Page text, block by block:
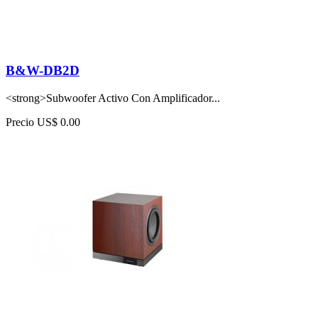
B&W-DB2D
<strong>Subwoofer Activo Con Amplificador...
Precio US$ 0.00